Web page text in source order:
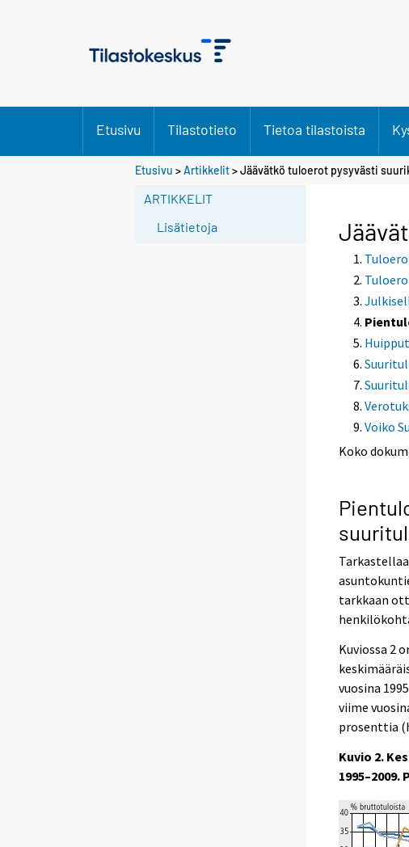
Etusivu Tilastotieto Tietoa tilastoista
Etusivu >Artikkelit> Jäävätkö tuloerot pysyvästi
ARTIKKELIT
Lisätietoja
Voiko
Koko
tarkkaan
Kuviossa 2
vuosina
viime
prosenttia
Kuvio 2.